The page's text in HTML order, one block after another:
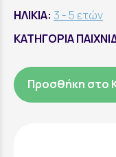
ΗΛΙΚΙΑ: 3 - 5 ετών
ΚΑΤΗΓΟΡΙΑ
Προσθήκη στο